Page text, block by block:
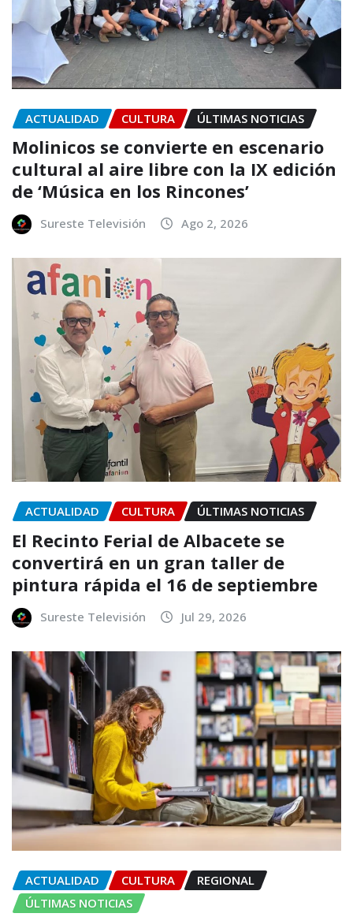
ACTUALIDAD CULTURA ÚLTIMAS NOTICIAS
Molinicos se convierte en escenario
cultural al aire libre con la IX edición
de ‘Música en los Rincones’
Sureste Televisión Ago 2, 2026
ACTUALIDAD CULTURA ÚLTIMAS NOTICIAS
El Recinto Ferial de Albacete se
convertirá en un gran taller de
pintura rápida el 16 de septiembre
Sureste Televisión Jul 29, 2026
ACTUALIDAD CULTURA
REGIONAL
ÚLTIMAS NOTICIAS